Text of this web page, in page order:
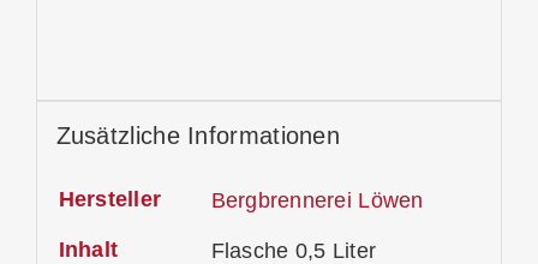
Zusätzliche Informationen
Hersteller Bergbrennerei Löwen
Inhalt
Flasche 0,5 Liter